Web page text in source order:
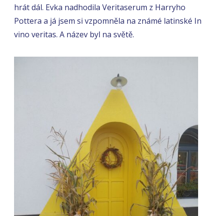
hrát dál. Evka nadhodila Veritaserum z Harryho
Pottera a já jsem si vzpomněla na známé latinské In
vino veritas. A název byl na světě.